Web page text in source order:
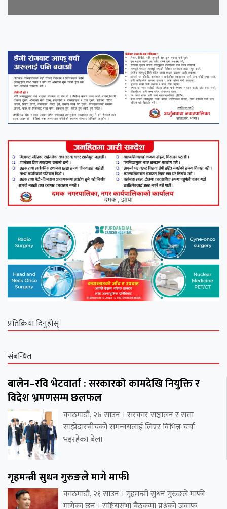
प्रतिक्रिया दिनुहोस्
संबन्धित
बालेन–रवि भेटवार्ता : सरकारको कामदेखि नियुक्ति र
विदेश भ्रमणसम्म छलफल
काठमाडौं, २४ साउन । सरकार सञ्चालन र सत्ता
साझेदारबीचको समन्वयलाई लिएर विभिन्न चर्चा
भइरहेका बेला
गृहमन्त्री सुधन गुरुङले मागे माफी
काठमाडौं, २१ साउन । गृहमन्त्री सुधन गुरुङले माफी
मागेका छन् । राष्ट्रियसभा बैठकमा प्रश्नको जवाफ